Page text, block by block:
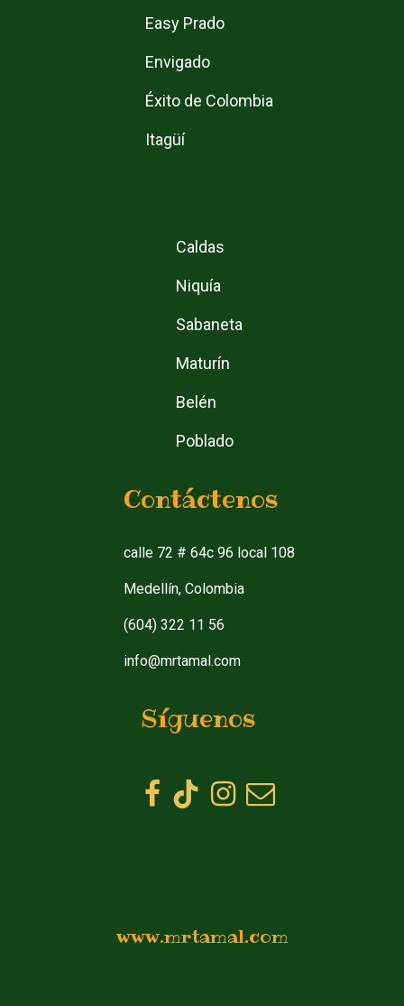
Easy Prado
Envigado
Éxito de Colombia
Itagüí
Caldas
Niquía
Sabaneta
Maturín
Belén
Poblado
Contáctenos
calle 72 # 64c 96 local 108
Medellín, Colombia
(604) 322 11 56
info@mrtamal.com
Síguenos
www.mrtamal.com